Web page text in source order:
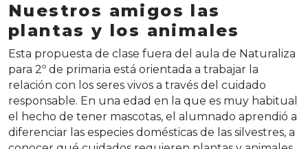
Nuestros amigos las
plantas y los animales
Esta propuesta de clase fuera del aula de Naturaliza
para 2º de primaria está orientada a trabajar la
relación con los seres vivos a través del cuidado
responsable. En una edad en la que es muy habitual
el hecho de tener mascotas, el alumnado aprendió a
diferenciar las especies domésticas de las silvestres, a